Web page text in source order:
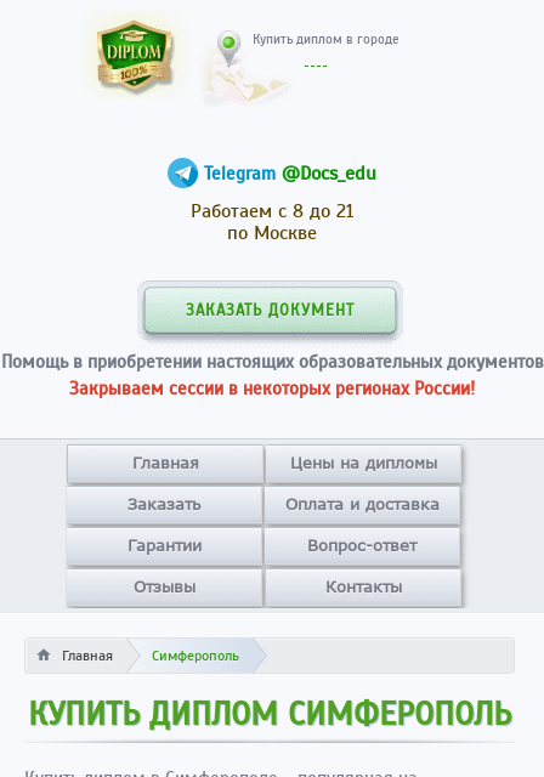
Telegram @Docs_edu
Работаем с 8 до 21
по Москве
ЗАКАЗАТЬ ДОКУМЕНТ
Помощь в приобретении настоящих образовательных документов
Закрываем сессии в некоторых регионах России!
Главная Цены на дипломы
Заказать Оплата и доставка
Гарантии Вопрос-ответ
Отзывы Контакты
Главная Симферополь
КУПИТЬ ДИПЛОМ СИМФЕРОПОЛЬ